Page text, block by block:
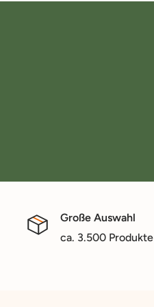
Große Auswahl
ca. 3.500 Produkte